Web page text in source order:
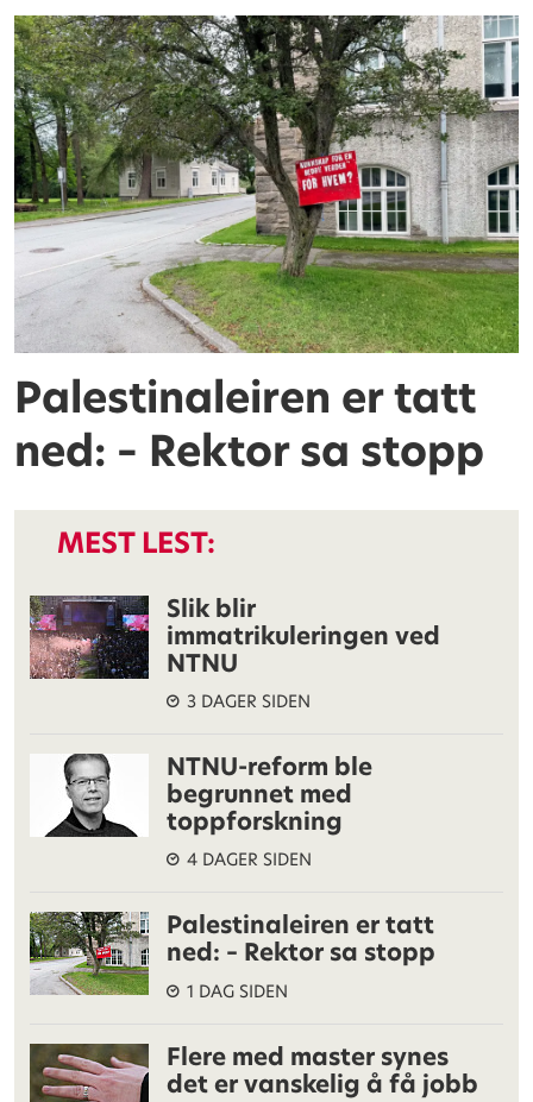
Palestinaleiren er tatt
ned: – Rektor sa stopp
MEST LEST:
Slik blir
immatrikuleringen ved
NTNU
3 DAGER SIDEN
NTNU-reform ble
begrunnet med
toppforskning
4 DAGER SIDEN
Palestinaleiren er tatt
ned: – Rektor sa stopp
1 DAG SIDEN
Flere med master synes
det er vanskelig å få jobb